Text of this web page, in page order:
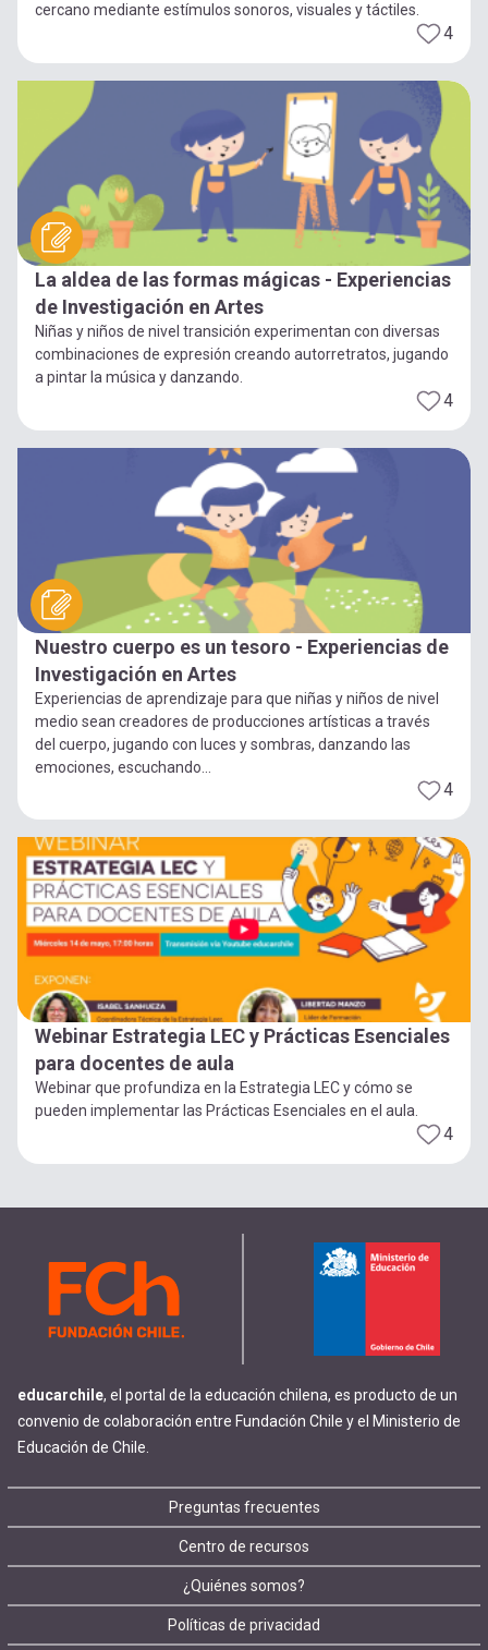
cercano mediante estímulos sonoros, visuales y táctiles.
4
La aldea de las formas mágicas - Experiencias
de Investigación en Artes
Niñas y niños de nivel transición experimentan con diversas
combinaciones de expresión creando autorretratos, jugando
a pintar la música y danzando.
4
Nuestro cuerpo es un tesoro - Experiencias de
Investigación en Artes
Experiencias de aprendizaje para que niñas y niños de nivel
medio sean creadores de producciones artísticas a través
del cuerpo, jugando con luces y sombras, danzando las
emociones, escuchando...
4
Webinar Estrategia LEC y Prácticas Esenciales
para docentes de aula
Webinar que profundiza en la Estrategia LEC y cómo se
pueden implementar las Prácticas Esenciales en el aula.
4
educarchile, el portal de la educación chilena, es producto de un
convenio de colaboración entre Fundación Chile y el Ministerio de
Educación de Chile.
Footer
menu
Preguntas frecuentes
Centro de recursos
¿Quiénes somos?
Políticas de privacidad